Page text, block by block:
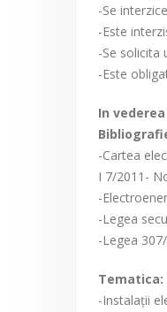
-Se
-Este
-Se solicita
-Este
In
-Cartea
I 7/2011-
-
-Legea
-Legea
Tematica:
-Instalații